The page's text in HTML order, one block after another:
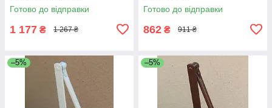
Готово до відправки
1 177 ₴ 1 267 ₴
Готово до відправки
862 ₴ 911 ₴
–5% –5%